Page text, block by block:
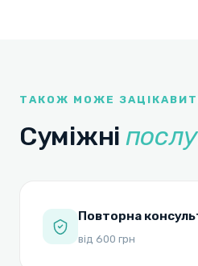
ТАКОЖ МОЖЕ
Суміжні
Повторна
від 600 грн